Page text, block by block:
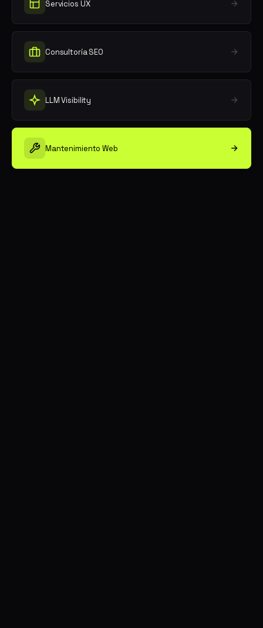
Servicios UX
Consultoría SEO
LLM Visibility
Mantenimiento Web